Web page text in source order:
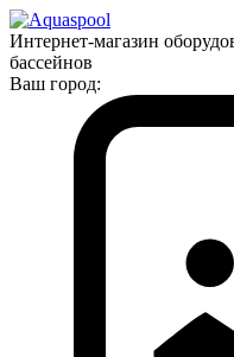
Интернет-магазин
бассейнов
Ваш город: